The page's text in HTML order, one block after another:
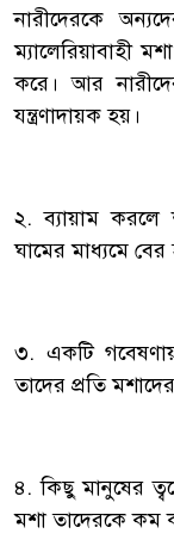
নারীদেরকে
ম্যালেরিয়াবাহী
করে। আর
যন্ত্রণাদায়ক হয়।
২. ব্যায়াম করলে
ঘামের মাধ্যমে
৩. একটি
তাদের প্রতি
৪. কিছু মানুষের
মশা তাদেরকে কম